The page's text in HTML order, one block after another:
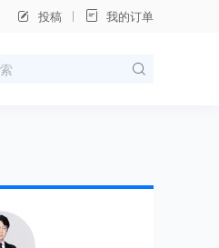
投稿 我的订单